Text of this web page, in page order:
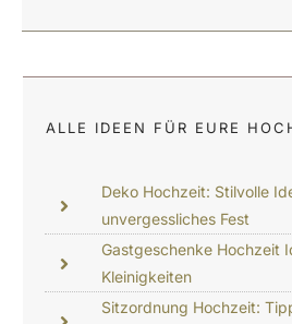
ALLE IDEEN FÜR EURE
Deko Hochzeit: Stilvolle
unvergessliches Fest
Gastgeschenke Hochzeit
Kleinigkeiten
Sitzordnung Hochzeit: